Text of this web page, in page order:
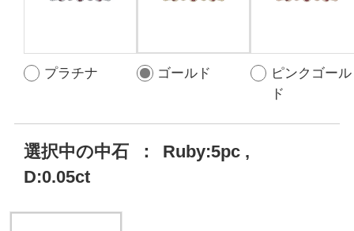
プラチナ ゴールド
ピンクゴール
ド
選択中の中石 ：
Ruby:5pc ,
D:0.05ct